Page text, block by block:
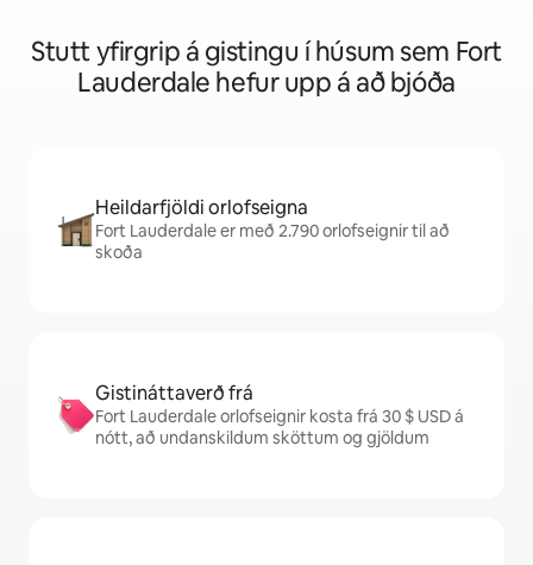
Stutt yfirgrip á gistingu í húsum sem Fort
Lauderdale hefur upp á að bjóða
Heildarfjöldi orlofseigna
Fort Lauderdale er með 2.790 orlofseignir til að
skoða
Gistináttaverð frá
Fort Lauderdale orlofseignir kosta frá 30 $ USD á
nótt, að undanskildum sköttum og gjöldum